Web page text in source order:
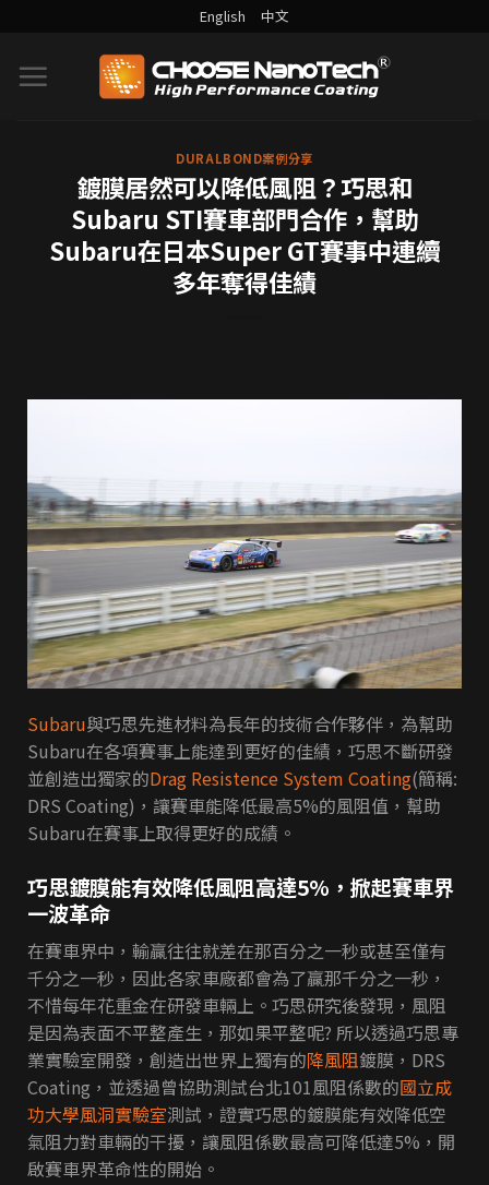
English 中文
DURALBOND案例分享
鍍膜居然可以降低風阻？巧思和
Subaru STI賽車部門合作，幫助
Subaru在日本Super GT賽事中連續
多年奪得佳績
Subaru與巧思先進材料為長年的技術合作夥伴，為幫助
Subaru在各項賽事上能達到更好的佳績，巧思不斷研發
並創造出獨家的Drag Resistence System Coating(簡稱:
DRS Coating)，讓賽車能降低最高5%的風阻值，幫助
Subaru在賽事上取得更好的成績。
巧思鍍膜能有效降低風阻高達5%，掀起賽車界
一波革命
在賽車界中，輸贏往往就差在那百分之一秒或甚至僅有
千分之一秒，因此各家車廠都會為了贏那千分之一秒，
不惜每年花重金在研發車輛上。巧思研究後發現，風阻
是因為表面不平整產生，那如果平整呢? 所以透過巧思專
業實驗室開發，創造出世界上獨有的降風阻鍍膜，DRS
Coating，並透過曾協助測試台北101風阻係數的國立成
功大學風洞實驗室測試，證實巧思的鍍膜能有效降低空
氣阻力對車輛的干擾，讓風阻係數最高可降低達5%，開
啟賽車界革命性的開始。